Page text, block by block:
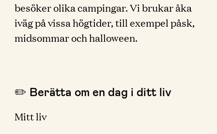
besöker olika campingar. Vi brukar åka
iväg på vissa högtider, till exempel påsk,
midsommar och halloween.
✏️ Berätta om en dag i ditt liv
Mitt liv